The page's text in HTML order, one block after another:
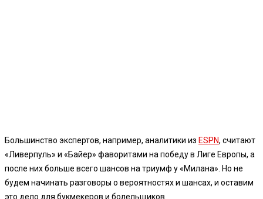
Большинство экспертов, например, аналитики из ESPN, считают
«Ливерпуль» и «Байер» фаворитами на победу в Лиге Европы, а
после них больше всего шансов на триумф у «Милана». Но не
будем начинать разговоры о вероятностях и шансах, и оставим
это дело для букмекеров и болельщиков.